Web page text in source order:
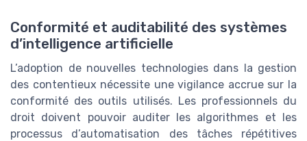
Conformité et auditabilité des systèmes
d’intelligence artificielle
L’adoption de nouvelles technologies dans la gestion
des contentieux nécessite une vigilance accrue sur la
conformité des outils utilisés. Les professionnels du
droit doivent pouvoir auditer les algorithmes et les
processus d’automatisation des tâches répétitives